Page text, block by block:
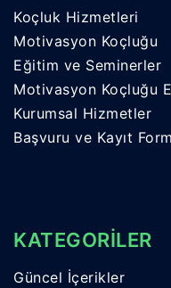
Koçluk Hizmetleri
Motivasyon Koçluğu
Eğitim ve Seminerler
Motivasyon Koçluğu
Kurumsal Hizmetler
Başvuru ve Kayıt
KATEGORİLER
Güncel İçerikler